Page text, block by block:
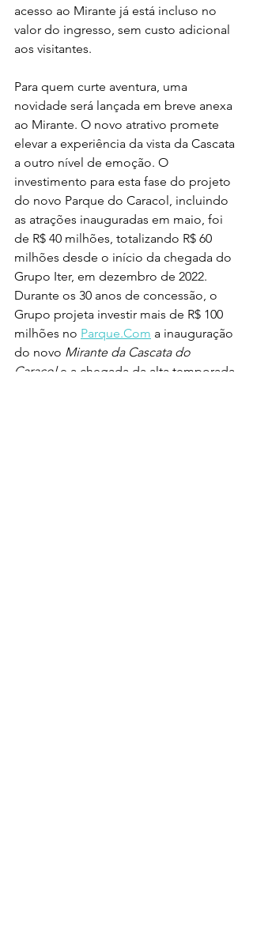
acesso ao Mirante já está incluso no
valor do ingresso, sem custo adicional
aos visitantes.
Para quem curte aventura, uma
novidade será lançada em breve anexa
ao Mirante. O novo atrativo promete
elevar a experiência da vista da Cascata
a outro nível de emoção. O
investimento para esta fase do projeto
do novo Parque do Caracol, incluindo
as atrações inauguradas em maio, foi
de R$ 40 milhões, totalizando R$ 60
milhões desde o início da chegada do
Grupo Iter, em dezembro de 2022.
Durante os 30 anos de concessão, o
Grupo projeta investir mais de R$ 100
milhões no Parque.Com a inauguração
do novo Mirante da Cascata do
Caracol e a chegada da alta temporada